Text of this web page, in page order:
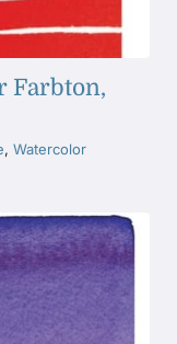
Farbton,
, Watercolor